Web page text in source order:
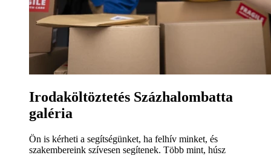
Irodaköltöztetés Százhalombatta
galéria
Ön is kérheti a segítségünket, ha felhív minket, és
szakembereink szívesen segítenek. Több mint, húsz